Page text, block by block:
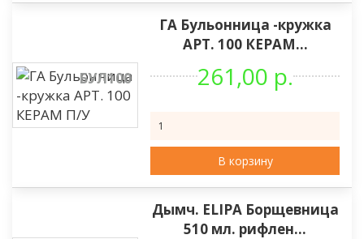
БУЛ100
ГА Бульонница -кружка
АРТ. 100 КЕРАМ...
261,00 р.
В корзину
Дымч. ELIPA Борщевница
510 мл. рифлен...